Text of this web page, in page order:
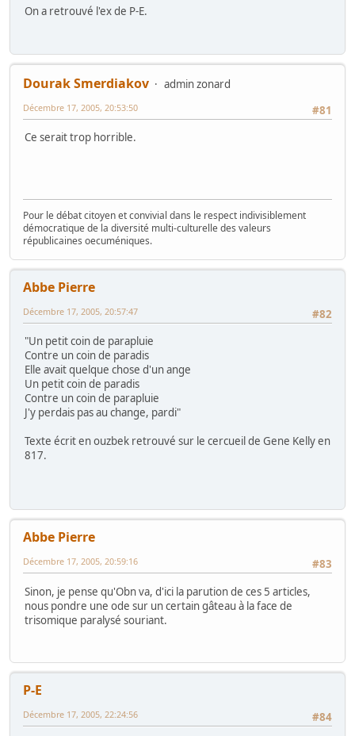
On a retrouvé l'ex de P-E.
Dourak Smerdiakov
admin zonard
#81
Décembre 17, 2005, 20:53:50
Ce serait trop horrible.
Pour le débat citoyen et convivial dans le respect indivisiblement
démocratique de la diversité multi-culturelle des valeurs
républicaines oecuméniques.
Abbe Pierre
#82
Décembre 17, 2005, 20:57:47
"Un petit coin de parapluie
Contre un coin de paradis
Elle avait quelque chose d'un ange
Un petit coin de paradis
Contre un coin de parapluie
J'y perdais pas au change, pardi"
Texte écrit en ouzbek retrouvé sur le cercueil de Gene Kelly en
817.
Abbe Pierre
#83
Décembre 17, 2005, 20:59:16
Sinon, je pense qu'Obn va, d'ici la parution de ces 5 articles,
nous pondre une ode sur un certain gâteau à la face de
trisomique paralysé souriant.
P-E
#84
Décembre 17, 2005, 22:24:56